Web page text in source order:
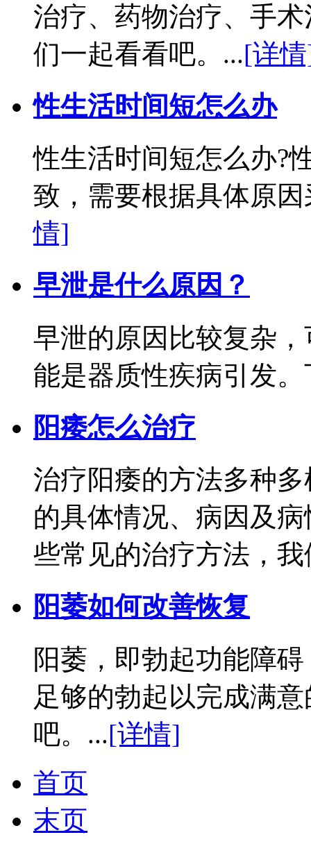
治疗、药物治疗、手
们一起看看吧。...[详
性生活时间短怎么办
性生活时间短怎么办?
致，需要根据具体原
情]
早泄是什么原因？
早泄的原因比较复杂
能是器质性疾病引发
阳痿怎么治疗
治疗阳痿的方法多种
的具体情况、病因及
些常见的治疗方法，
阳萎如何改善恢复
阳萎，即勃起功能障
足够的勃起以完成满
吧。...[详情]
首页
末页